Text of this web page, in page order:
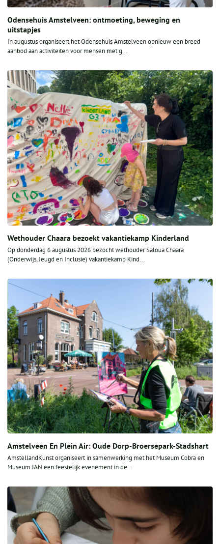
Odensehuis Amstelveen: ontmoeting, beweging en
uitstapjes
In augustus organiseert het Odensehuis Amstelveen opnieuw een breed
aanbod aan activiteiten voor mensen met g...
Wethouder Chaara bezoekt vakantiekamp Kinderland
Op donderdag 6 augustus 2026 bezocht wethouder Saloua Chaara
(Onderwijs, Jeugd en Inclusie) vakantiekamp Kind...
Amstelveen En Plein Air: Oude Dorp-Broersepark-Stadshart
AmstellandKunst organiseert in samenwerking met het Museum Cobra en
Museum JAN een feestelijk evenement in de...